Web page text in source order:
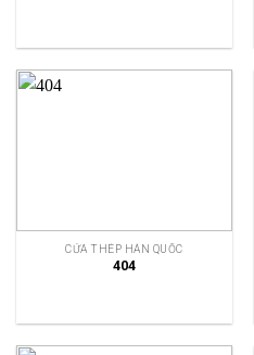
CỬA THÉP HÀN QUỐC
404